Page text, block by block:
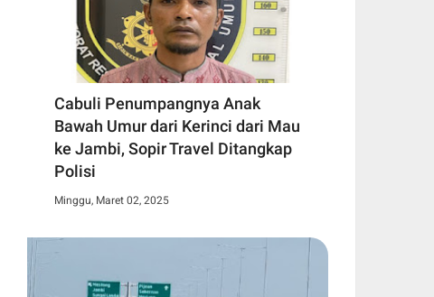
Cabuli Penumpangnya Anak
Bawah Umur dari Kerinci dari Mau
ke Jambi, Sopir Travel Ditangkap
Polisi
Minggu, Maret 02, 2025